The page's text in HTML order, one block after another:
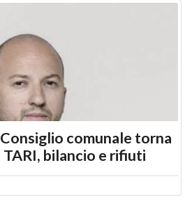
comunale torna
TARI, bilancio e rifiuti